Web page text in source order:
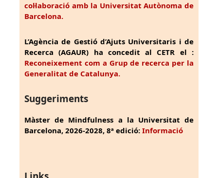
col·laboració amb la Universitat Autònoma de
Barcelona.
L’Agència de Gestió d’Ajuts Universitaris i de
Recerca (AGAUR) ha concedit al CETR el :
Reconeixement com a Grup de recerca per la
Generalitat de Catalunya.
Suggeriments
Màster de Mindfulness a la Universitat de
Barcelona, 2026-2028, 8ª edició: Informació